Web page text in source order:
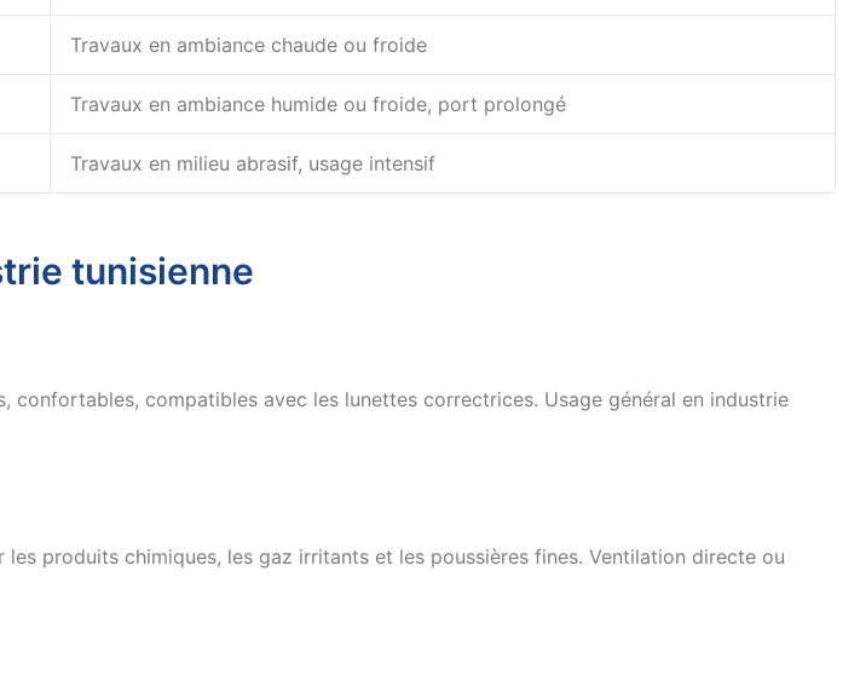
Travaux en ambiance chaude ou froide
Travaux en ambiance humide ou froide, port prolongé
Travaux en milieu abrasif, usage intensif
tunisienne
compatibles avec les lunettes correctrices. Usage général en industrie
produits chimiques, les gaz irritants et les poussières fines. Ventilation directe ou